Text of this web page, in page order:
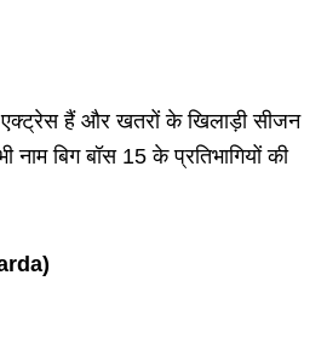
एक्ट्रेस हैं और खतरों के खिलाड़ी सीजन
बिग बॉस 15 के प्रतिभागियों की